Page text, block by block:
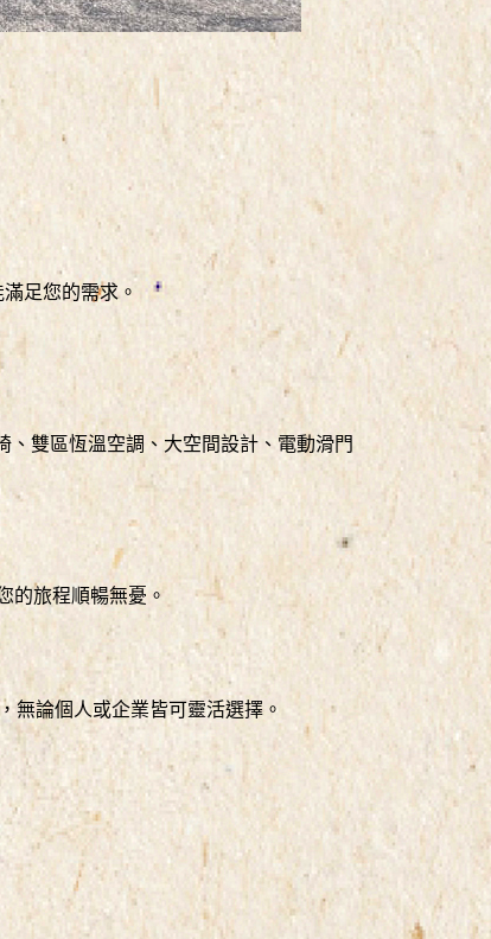
足您的需求。
雙區恆溫空調、大空間設計、電動滑門
的旅程順暢無憂。
無論個人或企業皆可靈活選擇。